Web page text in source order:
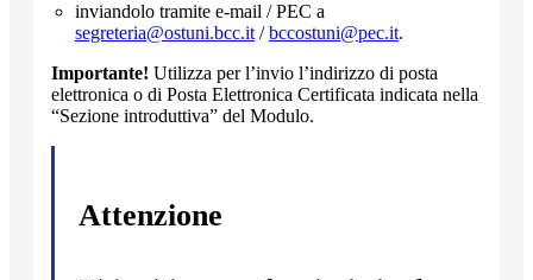
inviandolo tramite e-mail / PEC a
segreteria@ostuni.bcc.it /bccostuni@pec.it.
Importante! Utilizza per l’invio l’indirizzo di posta
elettronica o di Posta Elettronica Certificata indicata nella
“Sezione introduttiva” del Modulo.
Attenzione